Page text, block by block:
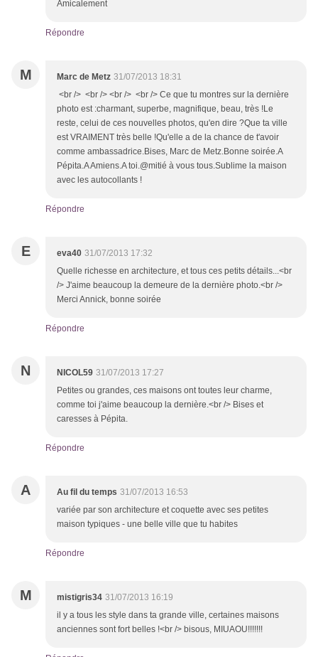
Amicalement
Répondre
M Marc de Metz 31/07/2013 18:31
<br /> <br /> <br /> <br /> Ce que tu montres sur la dernière
photo est :charmant, superbe, magnifique, beau, très !Le
reste, celui de ces nouvelles photos, qu'en dire ?Que ta ville
est VRAIMENT très belle !Qu'elle a de la chance de t'avoir
comme ambassadrice.Bises, Marc de Metz.Bonne soirée.A
Pépita.A Amiens.A toi.@mitié à vous tous.Sublime la maison
avec les autocollants !
Répondre
E eva40 31/07/2013 17:32
Quelle richesse en architecture, et tous ces petits détails...<br
/> J'aime beaucoup la demeure de la dernière photo.<br />
Merci Annick, bonne soirée
Répondre
N NICOL59 31/07/2013 17:27
Petites ou grandes, ces maisons ont toutes leur charme,
comme toi j'aime beaucoup la dernière.<br /> Bises et
caresses à Pépita.
Répondre
A Au fil du temps 31/07/2013 16:53
variée par son architecture et coquette avec ses petites
maison typiques - une belle ville que tu habites
Répondre
M mistigris34 31/07/2013 16:19
il y a tous les style dans ta grande ville, certaines maisons
anciennes sont fort belles !<br /> bisous, MIUAOU!!!!!!!